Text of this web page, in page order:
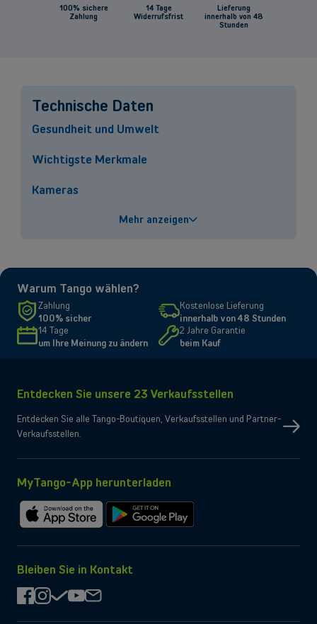
Lösungen entdecken
Großunternehmen
einem persönlichen Gespräch von einem unserer Vertriebsexperten
100% sichere
Zahlung
14 Tage
Widerrufsfrist
Lieferung
innerhalb von 48
Stunden
Technische Daten
Gesundheit und Umwelt
Wichtigste Merkmale
Kameras
Konnektivität
eSIM only
Micro-SD-Slot
Ja
Bluetooth
NFC
Mehr anzeigen
Warum Tango wählen?
Zahlung
100% sicher
Kostenlose Lieferung
innerhalb von 48 Stunden
14 Tage
um Ihre Meinung zu ändern
2 Jahre Garantie
beim Kauf
Entdecken Sie unsere 23 Verkaufsstellen
Entdecken Sie alle Tango-Boutiquen, Verkaufsstellen und Partner-
Verkaufsstellen.
MyTango-App herunterladen
App
herunterladen
Google
herunterladen
Bleiben Sie in Kontakt
facebook
instagram
checkyoutube
mail